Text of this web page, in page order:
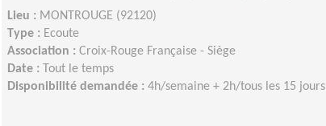
Lieu : MONTROUGE (92120)
Type : Ecoute
Association : Croix-Rouge Française - Siège
Date : Tout le temps
Disponibilité demandée : 4h/semaine + 2h/tous les 15 jours